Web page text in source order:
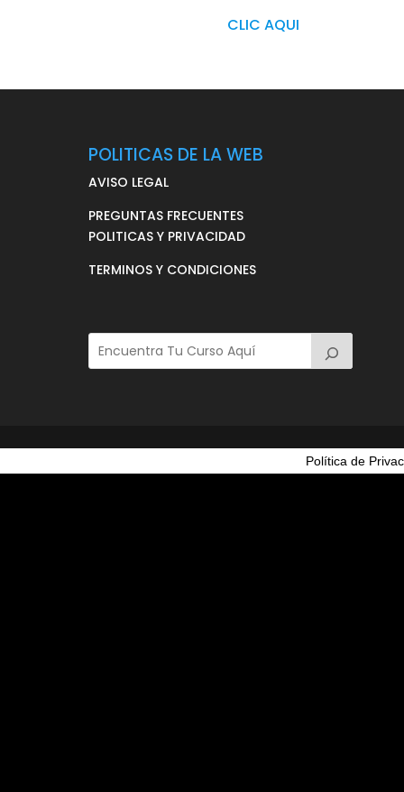
CLIC AQUI
POLITICAS DE LA WEB
AVISO LEGAL
PREGUNTAS FRECUENTES
POLITICAS Y PRIVACIDAD
TERMINOS Y CONDICIONES
Política de